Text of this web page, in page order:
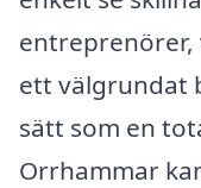
ett välgrundat
sätt som en
Orrhammar